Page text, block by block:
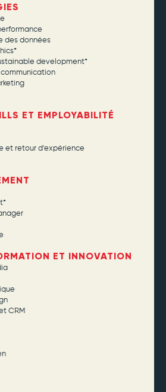
des données
development*
ET EMPLOYABILITÉ
et retour d'expérience
ET INNOVATION
CRM